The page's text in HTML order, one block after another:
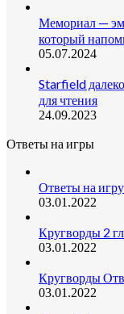
Мемориал —
который
05.07.2024
Starfield
для чтения
24.09.2023
Ответы на игры
Ответы на
03.01.2022
Кругворды 2
03.01.2022
Кругворды
03.01.2022